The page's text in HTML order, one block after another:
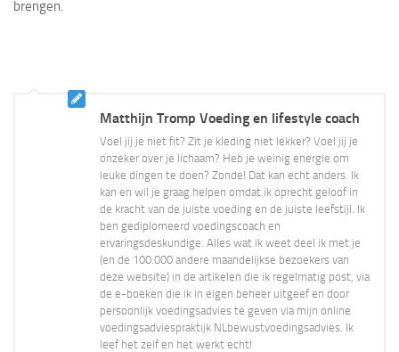
brengen.
Matthijn Tromp Voeding en lifestyle coach
Voel jij je niet fit? Zit je kleding niet lekker? Voel jij je
onzeker over je lichaam? Heb je weinig energie om
leuke dingen te doen? Zonde! Dat kan echt anders. Ik
kan en wil je graag helpen omdat ik oprecht geloof in
de kracht van de juiste voeding en de juiste leefstijl. Ik
ben gediplomeerd voedingscoach en
ervaringsdeskundige. Alles wat ik weet deel ik met je
(en de 100.000 andere maandelijkse bezoekers van
deze website) in de artikelen die ik regelmatig post, via
de e-boeken die ik in eigen beheer uitgeef en door
persoonlijk voedingsadvies te geven via mijn online
voedingsadviespraktijk NLbewustvoedingsadvies. Ik
leef het zelf en het werkt echt!